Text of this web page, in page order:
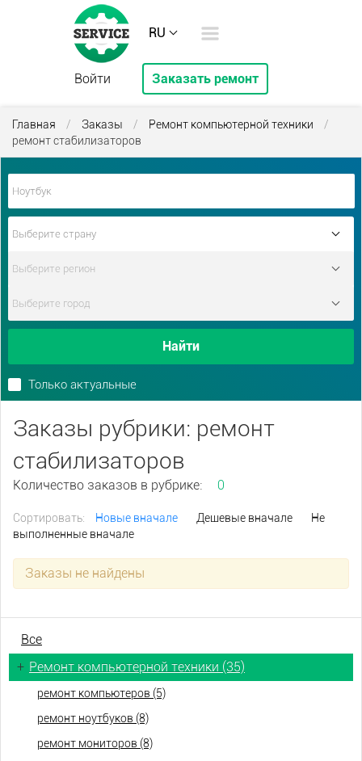
RU
Войти Заказать ремонт
Главная / Заказы / Ремонт компьютерной техники
/
ремонт стабилизаторов
Найти
Только актуальные
Заказы рубрики: ремонт
стабилизаторов
Количество заказов в рубрике: 0
Сортировать: Новые вначале Дешевые вначале
Не
выполненные вначале
Заказы не найдены
Все
+ Ремонт компьютерной техники (35)
ремонт компьютеров (5)
ремонт ноутбуков (8)
ремонт мониторов (8)